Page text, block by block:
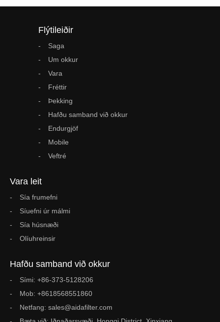
Flýtileiðir
Saga
Um okkur
Vara
Fréttir
Þekking
Hafðu samband við okkur
Endurgjöf
Mobile
Veftré
Vara leit
Sía frumefni
Síuefni úr málmi
Sía húsnæði
Olíuhreinsir
Hafðu samband við okkur
Sími: +86-373-5128206
Mob: +8618568551860
Netfang: sales@aidafilter.com